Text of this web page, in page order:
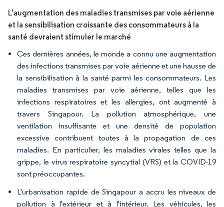
L'augmentation des maladies transmises par voie aérienne
et la sensibilisation croissante des consommateurs à la
santé devraient stimuler le marché
Ces dernières années, le monde a connu une augmentation
des infections transmises par voie aérienne et une hausse de
la sensibilisation à la santé parmi les consommateurs. Les
maladies transmises par voie aérienne, telles que les
infections respiratoires et les allergies, ont augmenté à
travers Singapour. La pollution atmosphérique, une
ventilation insuffisante et une densité de population
excessive contribuent toutes à la propagation de ces
maladies. En particulier, les maladies virales telles que la
grippe, le virus respiratoire syncytial (VRS) et la COVID-19
sont préoccupantes.
L'urbanisation rapide de Singapour a accru les niveaux de
pollution à l'extérieur et à l'intérieur. Les véhicules, les